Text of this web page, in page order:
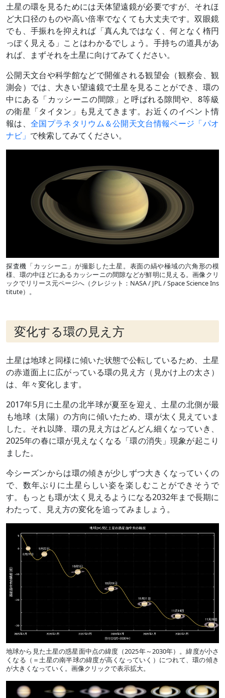
土星の環を見るためには天体望遠鏡が必要ですが、それほ
ど大口径のものや高い倍率でなくても大丈夫です。双眼鏡
でも、手振れを抑えれば「真ん丸ではなく、何となく楕円
っぽく見える」ことはわかるでしょう。手持ちの道具があ
れば、まずそれを土星に向けてみてください。
公開天文台や科学館などで開催される観望会（観察会、観
測会）では、大きい望遠鏡で土星を見ることができ、環の
中にある「カッシーニの間隙」と呼ばれる隙間や、8等級
の衛星「タイタン」も見えてきます。お近くのイベント情
報は、 全国プラネタリウム＆公開天文台情報ページ「パオ
ナビ」 で検索してみてください。
探査機「カッシーニ」が撮影した土星。表面の縞や極域の六角形の模
様、環の中ほどにあるカッシーニの間隙などが鮮明に見える。画像クリ
ックでリリース元ページへ（クレジット：NASA / JPL / Space Science Ins
titute）。
変化する環の見え方
土星は地球と同様に傾いた状態で公転しているため、土星
の赤道面上に広がっている環の見え方（見かけ上の太さ）
は、年々変化します。
2017年5月に土星の北半球が夏至を迎え、土星の北側が最
も地球（太陽）の方向に傾いたため、環が太く見えていま
した。それ以降、環の見え方はどんどん細くなっていき、
2025年の春に環が見えなくなる「環の消失」現象が起こり
ました。
今シーズンからは環の傾きが少しずつ大きくなっていくの
で、数年ぶりに土星らしい姿を楽しむことができそうで
す。もっとも環が太く見えるようになる2032年まで長期に
わたって、見え方の変化を追ってみましょう。
地球から見た土星の惑星面中点の緯度（2025年～2030年）。緯度が小さ
くなる（＝土星の南半球の緯度が高くなっていく）につれて、環の傾き
が大きくなっていく。画像クリックで表示拡大。